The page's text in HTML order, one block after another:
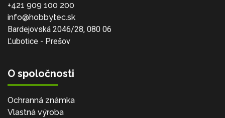
+421 909 100 200
info@hobbytec.sk
Bardejovská 2046/28, 080 06
Ľubotice - Prešov
O spoločnosti
Ochranná známka
Vlastná výroba